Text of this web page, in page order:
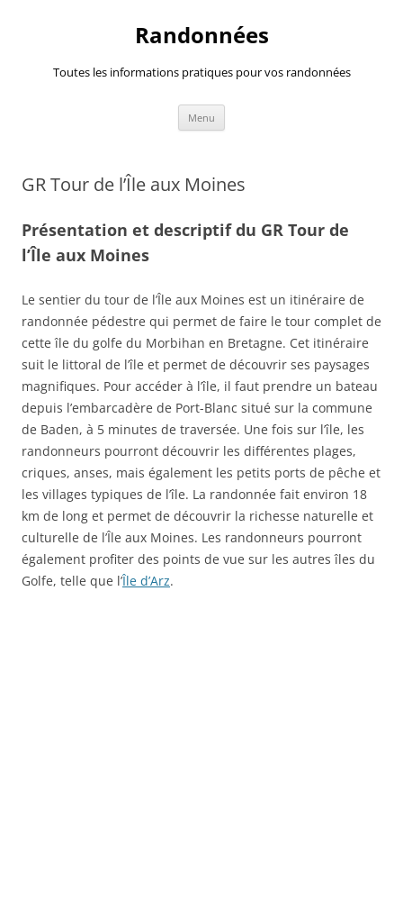
Randonnées
Toutes les informations pratiques pour vos randonnées
Menu
GR Tour de l’Île aux Moines
Présentation et descriptif du GR Tour de
l’Île aux Moines
Le sentier du tour de l’Île aux Moines est un itinéraire de
randonnée pédestre qui permet de faire le tour complet de
cette île du golfe du Morbihan en Bretagne. Cet itinéraire
suit le littoral de l’île et permet de découvrir ses paysages
magnifiques. Pour accéder à l’île, il faut prendre un bateau
depuis l’embarcadère de Port-Blanc situé sur la commune
de Baden, à 5 minutes de traversée. Une fois sur l’île, les
randonneurs pourront découvrir les différentes plages,
criques, anses, mais également les petits ports de pêche et
les villages typiques de l’île. La randonnée fait environ 18
km de long et permet de découvrir la richesse naturelle et
culturelle de l’Île aux Moines. Les randonneurs pourront
également profiter des points de vue sur les autres îles du
Golfe, telle que l’Île d’Arz.